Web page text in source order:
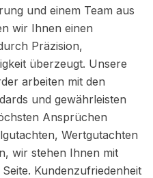
und einem Team aus
wir Ihnen einen
Präzision,
überzeugt. Unsere
arbeiten mit den
und gewährleisten
Ansprüchen
Wertgutachten
wir stehen Ihnen mit
Kundenzufriedenheit